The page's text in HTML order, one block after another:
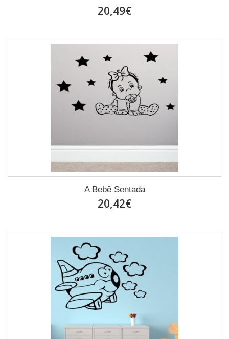
20,49€
A Bebê Sentada
20,42€